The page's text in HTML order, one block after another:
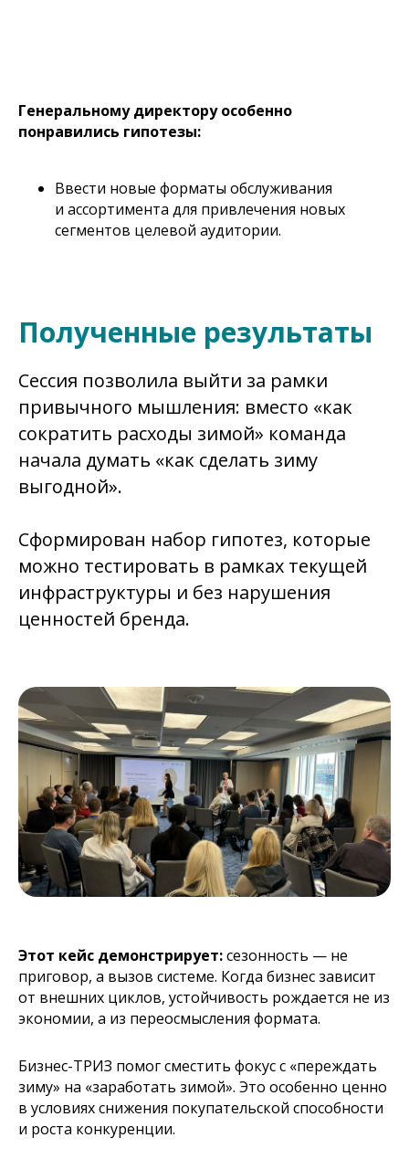
Генеральному директору особенно
понравились гипотезы:
Ввести новые форматы обслуживания
и ассортимента для привлечения новых
сегментов целевой аудитории.
Полученные результаты
Сессия позволила выйти за рамки
привычного мышления: вместо «как
сократить расходы зимой» команда
начала думать «как сделать зиму
выгодной».
Сформирован набор гипотез, которые
можно тестировать в рамках текущей
инфраструктуры и без нарушения
ценностей бренда.
Этот кейс демонстрирует:сезонность — не
приговор, а вызов системе. Когда бизнес зависит
от внешних циклов, устойчивость рождается не из
экономии, а из переосмысления формата.
Бизнес-ТРИЗ помог сместить фокус с «переждать
зиму» на «заработать зимой». Это особенно ценно
в условиях снижения покупательской способности
и роста конкуренции.